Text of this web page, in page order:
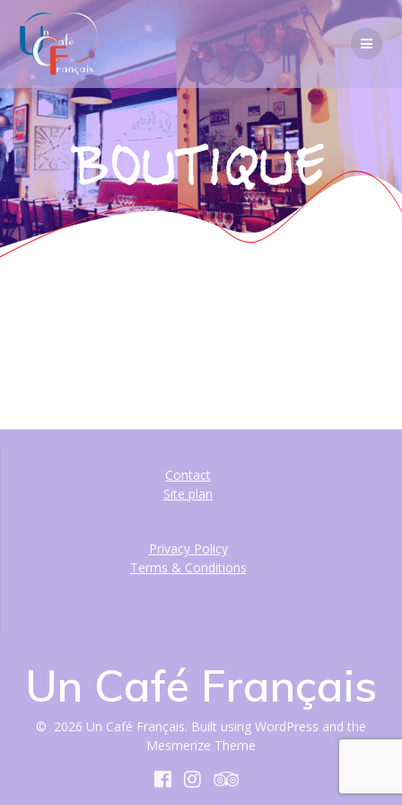
Boutique
Contact
Site plan
Privacy Policy
Terms & Conditions
Un Café Français
© 2026 Un Café Français. Built using WordPress and the
Mesmerize Theme